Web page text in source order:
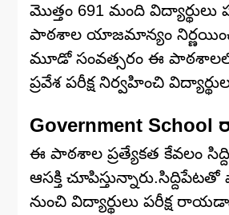
మొత్తం 691 మంది
పాఠశాల యాజమాన్యం
మూడో సంవత్సరం ఈ పాఠశాలలో
ప్రవేశ పరీక్ష నిర్వహించి
Government School
ఈ పాఠశాల ప్రత్యేకత కేవలం
ఆసక్తి
నుంచి విద్యార్థులు పరీక్ష